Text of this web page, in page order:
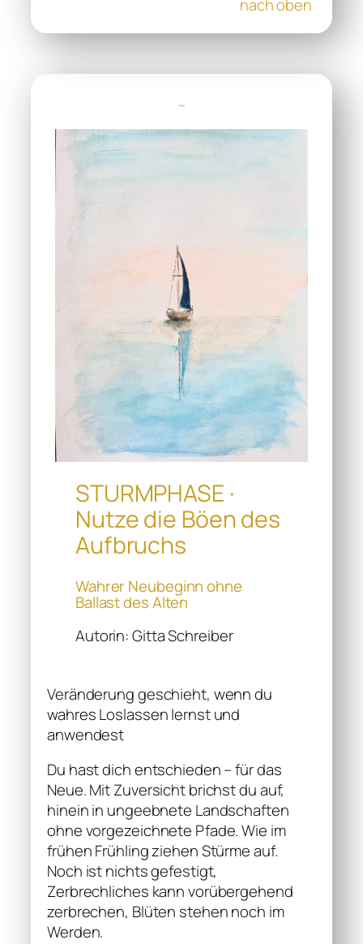
nach oben
–
STURMPHASE ·
Nutze die Böen des
Aufbruchs
Wahrer Neubeginn ohne
Ballast des Alten
Autorin: Gitta Schreiber
Veränderung geschieht, wenn du
wahres Loslassen lernst und
anwendest
Du hast dich entschieden – für das
Neue. Mit Zuversicht brichst du auf,
hinein in ungeebnete Landschaften
ohne vorgezeichnete Pfade. Wie im
frühen Frühling ziehen Stürme auf.
Noch ist nichts gefestigt,
Zerbrechliches kann vorübergehend
zerbrechen, Blüten stehen noch im
Werden.